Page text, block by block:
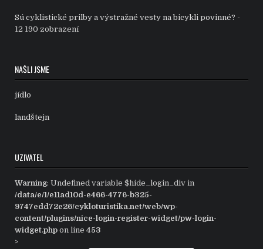
Sú cyklistické prilby a výstražné vesty na bicykli povinné? -
12 190 zobrazení
NAŠLI JSME
jídlo
landštejn
UZIVATEL
Warning: Undefined variable $hide_login_div in
/data/e/1/e11ad10d-e466-4776-b325-
9747edd72e26/cykloturistika.net/web/wp-
content/plugins/nice-login-register-widget/pw-login-
widget.php on line453
>